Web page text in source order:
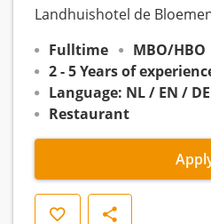
Landhuishotel de
Fulltime
MBO/HBO
2 - 5 Years of
Language: NL / EN / DE
Restaurant
Save Share